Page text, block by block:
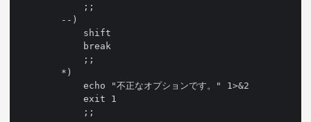
            ;;
        --)
            shift
            break
            ;;
        *)
            echo "不正なオプションです。" 1>&2
            exit 1
            ;;